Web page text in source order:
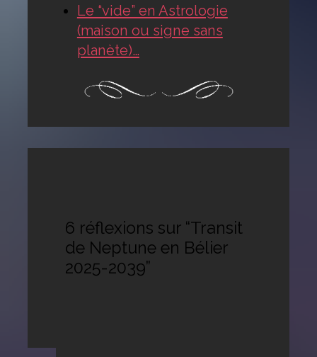
Le “vide” en Astrologie
(maison ou signe sans
planète)…
6 réflexions sur “Transit
de Neptune en Bélier
2025-2039”